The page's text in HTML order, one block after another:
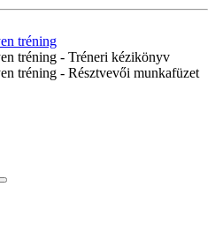
tréning
tréning - Tréneri kézikönyv
tréning - Résztvevői munkafüzet